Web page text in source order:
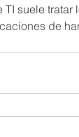
suele tratar
de
esto reduce
a